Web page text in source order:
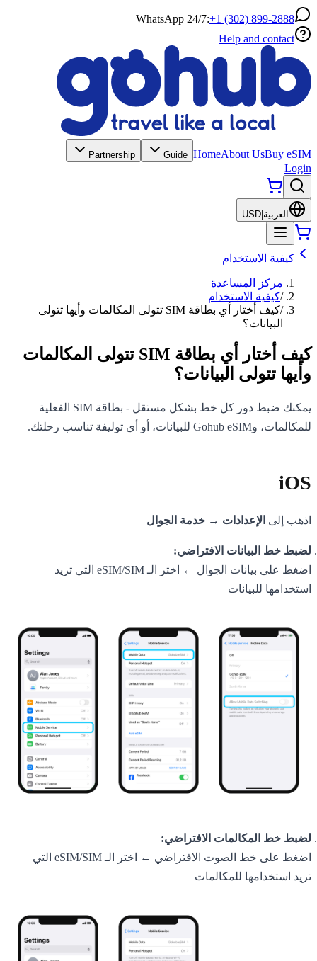
WhatsApp 24/7:+1 (302) 899-2888
Help and contact
HomeAbout UsBuy eSIM
Guide
Partnership
Login
العربية USD
كيفية الاستخدام
مركز المساعدة
/كيفية الاستخدام
/
كيف أختار أي بطاقة SIM تتولى المكالمات وأيها تتولى
البيانات؟
كيف أختار أي بطاقة SIM تتولى المكالمات
وأيها تتولى البيانات؟
يمكنك ضبط دور كل خط بشكل مستقل - بطاقة SIM الفعلية
للمكالمات، وGohub eSIM للبيانات، أو أي توليفة تناسب رحلتك.
iOS
اذهب إلى الإعدادات → خدمة الجوال
لضبط خط البيانات الافتراضي:
اضغط على بيانات الجوال ← اختر الـ eSIM/SIM التي تريد
استخدامها للبيانات
لضبط خط المكالمات الافتراضي:
اضغط على خط الصوت الافتراضي ← اختر الـ eSIM/SIM التي
تريد استخدامها للمكالمات